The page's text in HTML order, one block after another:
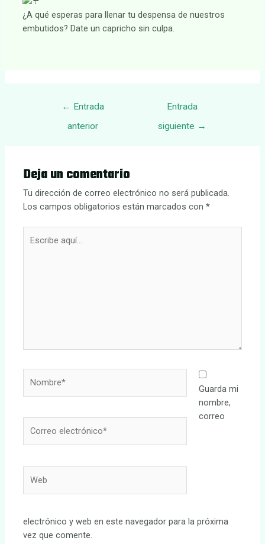
¿A qué esperas para llenar tu despensa de nuestros
embutidos? Date un capricho sin culpa.
Navegación
← Entrada
anterior
Entrada
siguiente →
Deja un comentario
Tu dirección de correo electrónico no será publicada.
Los campos obligatorios están marcados con*
aquí...
electrónico*
Guarda mi
nombre,
correo
electrónico y web en este navegador para la próxima
vez que comente.